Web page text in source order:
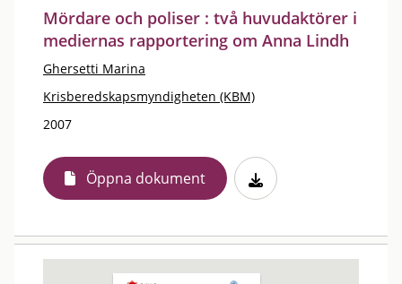
Mördare och poliser : två huvudaktörer i
mediernas rapportering om Anna Lindh
Ghersetti Marina
Krisberedskapsmyndigheten (KBM)
2007
Öppna dokument